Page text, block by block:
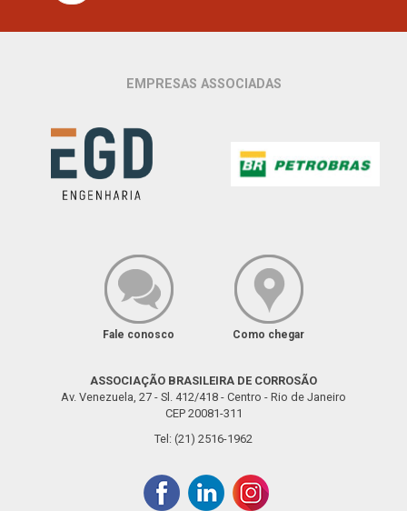
EMPRESAS ASSOCIADAS
Fale conosco Como chegar
ASSOCIAÇÃO BRASILEIRA DE CORROSÃO
Av. Venezuela, 27 - Sl. 412/418 - Centro - Rio de Janeiro
CEP 20081-311
Tel: (21) 2516-1962